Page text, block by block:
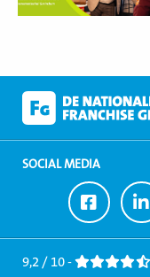
SOCIAL MEDIA
Ga
naar
Facebook
Ga
9,2 / 10 -